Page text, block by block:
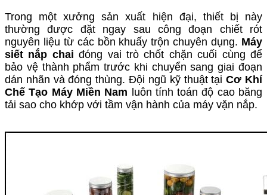
Trong một xưởng sản xuất hiện đại, thiết bị này
thường được đặt ngay sau công đoạn chiết rót
nguyên liệu từ các bồn khuấy trộn chuyên dụng. Máy
siết nắp chai đóng vai trò chốt chặn cuối cùng để
bảo vệ thành phẩm trước khi chuyển sang giai đoạn
dán nhãn và đóng thùng. Đội ngũ kỹ thuật tạiCơ Khí
Chế Tạo Máy Miền Nam luôn tính toán độ cao băng
tải sao cho khớp với tầm vận hành của máy vặn nắp.